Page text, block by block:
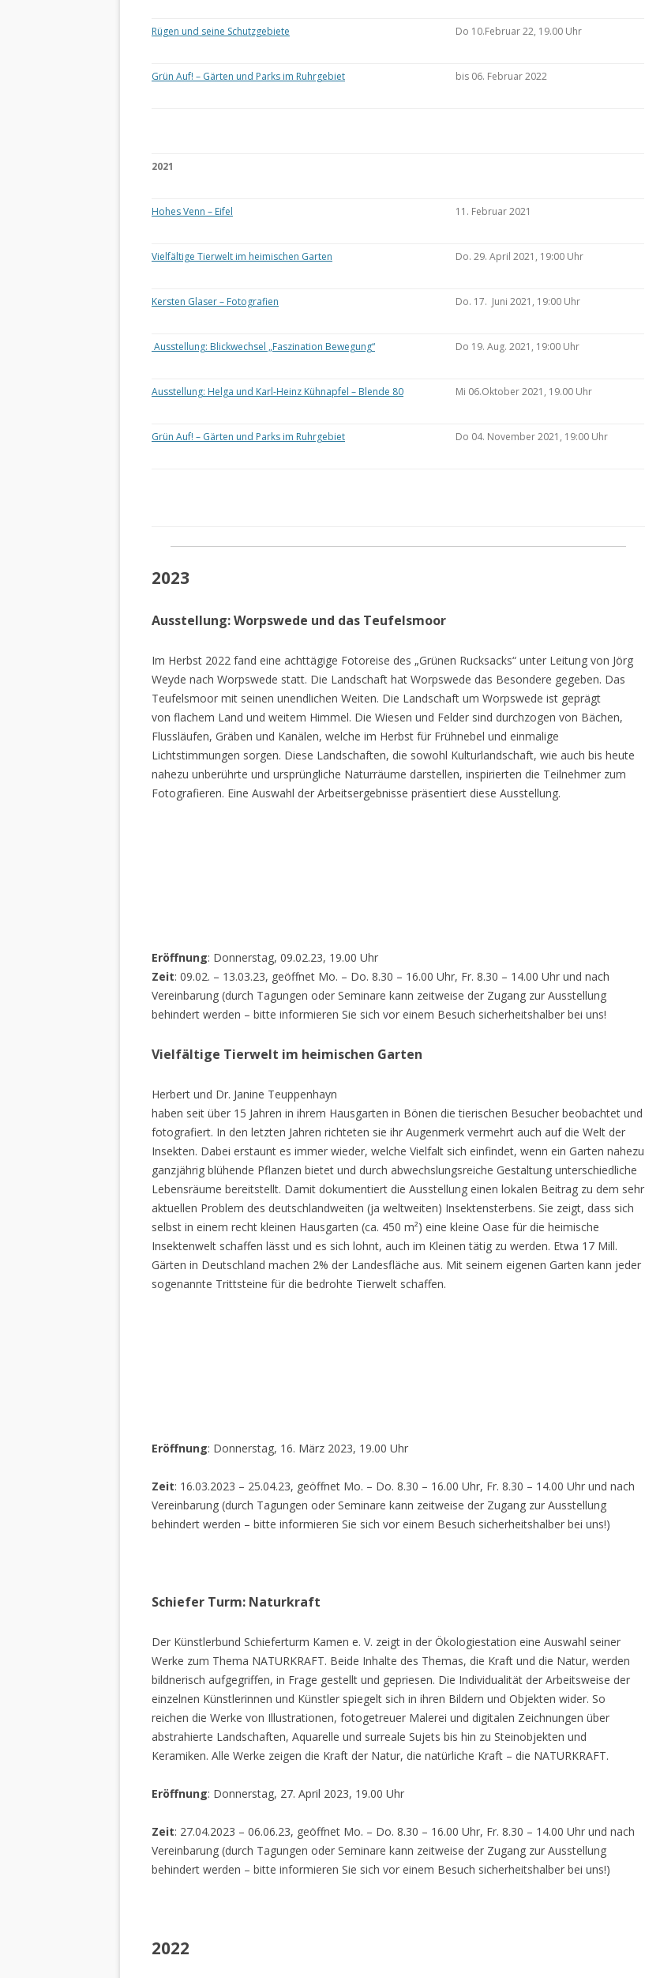
Rügen und seine Schutzgebiete Do 10.Februar 22, 19.00 Uhr
Grün Auf! – Gärten und Parks im Ruhrgebiet bis 06. Februar 2022
2021
Hohes Venn – Eifel 11. Februar 2021
Vielfältige Tierwelt im heimischen Garten Do. 29. April 2021, 19:00 Uhr
Kersten Glaser – Fotografien Do. 17. Juni 2021, 19:00 Uhr
Ausstellung: Blickwechsel „Faszination Bewegung“ Do 19. Aug. 2021, 19:00 Uhr
Ausstellung: Helga und Karl-Heinz Kühnapfel – Blende 80 Mi 06.Oktober 2021, 19.00 Uhr
Grün Auf! – Gärten und Parks im Ruhrgebiet Do 04. November 2021, 19:00 Uhr
2023
Ausstellung: Worpswede und das Teufelsmoor
Im Herbst 2022 fand eine achttägige Fotoreise des „Grünen Rucksacks“ unter Leitung von Jörg
Weyde nach Worpswede statt. Die Landschaft hat Worpswede das Besondere gegeben. Das
Teufelsmoor mit seinen unendlichen Weiten. Die Landschaft um Worpswede ist geprägt
von flachem Land und weitem Himmel. Die Wiesen und Felder sind durchzogen von Bächen,
Flussläufen, Gräben und Kanälen, welche im Herbst für Frühnebel und einmalige
Lichtstimmungen sorgen. Diese Landschaften, die sowohl Kulturlandschaft, wie auch bis heute
nahezu unberührte und ursprüngliche Naturräume darstellen, inspirierten die Teilnehmer zum
Fotografieren. Eine Auswahl der Arbeitsergebnisse präsentiert diese Ausstellung.
Eröffnung: Donnerstag, 09.02.23, 19.00 Uhr
Zeit: 09.02. – 13.03.23, geöffnet Mo. – Do. 8.30 – 16.00 Uhr, Fr. 8.30 – 14.00 Uhr und nach
Vereinbarung (durch Tagungen oder Seminare kann zeitweise der Zugang zur Ausstellung
behindert werden – bitte informieren Sie sich vor einem Besuch sicherheitshalber bei uns!
Vielfältige Tierwelt im heimischen Garten
Herbert und Dr. Janine Teuppenhayn
haben seit über 15 Jahren in ihrem Hausgarten in Bönen die tierischen Besucher beobachtet und
fotografiert. In den letzten Jahren richteten sie ihr Augenmerk vermehrt auch auf die Welt der
Insekten. Dabei erstaunt es immer wieder, welche Vielfalt sich einfindet, wenn ein Garten nahezu
ganzjährig blühende Pflanzen bietet und durch abwechslungsreiche Gestaltung unterschiedliche
Lebensräume bereitstellt. Damit dokumentiert die Ausstellung einen lokalen Beitrag zu dem sehr
aktuellen Problem des deutschlandweiten (ja weltweiten) Insektensterbens. Sie zeigt, dass sich
selbst in einem recht kleinen Hausgarten (ca. 450 m²) eine kleine Oase für die heimische
Insektenwelt schaffen lässt und es sich lohnt, auch im Kleinen tätig zu werden. Etwa 17 Mill.
Gärten in Deutschland machen 2% der Landesfläche aus. Mit seinem eigenen Garten kann jeder
sogenannte Trittsteine für die bedrohte Tierwelt schaffen.
Eröffnung: Donnerstag, 16. März 2023, 19.00 Uhr
Zeit: 16.03.2023 – 25.04.23, geöffnet Mo. – Do. 8.30 – 16.00 Uhr, Fr. 8.30 – 14.00 Uhr und nach
Vereinbarung (durch Tagungen oder Seminare kann zeitweise der Zugang zur Ausstellung
behindert werden – bitte informieren Sie sich vor einem Besuch sicherheitshalber bei uns!)
Schiefer Turm: Naturkraft
Der Künstlerbund Schieferturm Kamen e. V. zeigt in der Ökologiestation eine Auswahl seiner
Werke zum Thema NATURKRAFT. Beide Inhalte des Themas, die Kraft und die Natur, werden
bildnerisch aufgegriffen, in Frage gestellt und gepriesen. Die Individualität der Arbeitsweise der
einzelnen Künstlerinnen und Künstler spiegelt sich in ihren Bildern und Objekten wider. So
reichen die Werke von Illustrationen, fotogetreuer Malerei und digitalen Zeichnungen über
abstrahierte Landschaften, Aquarelle und surreale Sujets bis hin zu Steinobjekten und
Keramiken. Alle Werke zeigen die Kraft der Natur, die natürliche Kraft – die NATURKRAFT.
Eröffnung: Donnerstag, 27. April 2023, 19.00 Uhr
Zeit: 27.04.2023 – 06.06.23, geöffnet Mo. – Do. 8.30 – 16.00 Uhr, Fr. 8.30 – 14.00 Uhr und nach
Vereinbarung (durch Tagungen oder Seminare kann zeitweise der Zugang zur Ausstellung
behindert werden – bitte informieren Sie sich vor einem Besuch sicherheitshalber bei uns!)
2022